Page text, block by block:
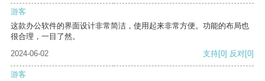
游客
这款办公软件的界面设计非常简洁，使用起来非常方便。功能的布局也
很合理，一目了然。
2024-06-02
支持[0] 反对[0]
游客